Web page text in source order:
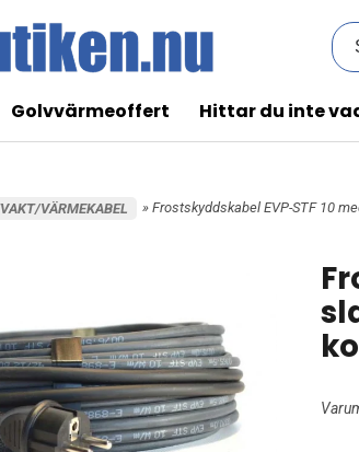
Golvvärmeoffert Hittar du inte
VÄRMEKABEL » Frostskyddskabel EVP-STF 10